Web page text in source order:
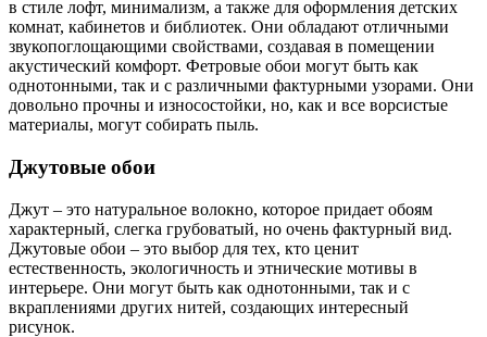
в стиле лофт, минимализм, а также для оформления детских
комнат, кабинетов и библиотек. Они обладают отличными
звукопоглощающими свойствами, создавая в помещении
акустический комфорт. Фетровые обои могут быть как
однотонными, так и с различными фактурными узорами. Они
довольно прочны и износостойки, но, как и все ворсистые
материалы, могут собирать пыль.
Джутовые обои
Джут – это натуральное волокно, которое придает обоям
характерный, слегка грубоватый, но очень фактурный вид.
Джутовые обои – это выбор для тех, кто ценит
естественность, экологичность и этнические мотивы в
интерьере. Они могут быть как однотонными, так и с
вкраплениями других нитей, создающих интересный
рисунок.